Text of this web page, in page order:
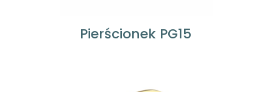
Pierścionek PG15